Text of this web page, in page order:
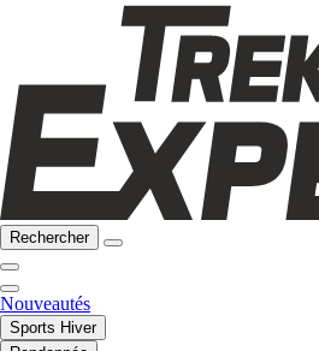
Rechercher
Nouveautés
Sports Hiver